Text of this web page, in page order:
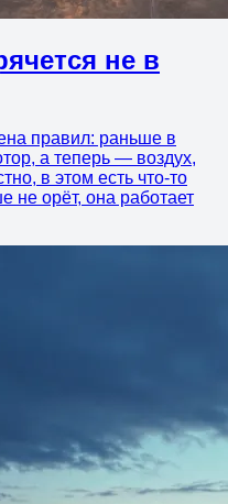
не в
правил: раньше в
а теперь — воздух,
в этом есть что-то
не орёт, она работает